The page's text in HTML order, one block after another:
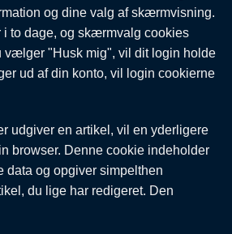
og dine valg af skærmvisning.
i to dage, og skærmvalg cookies
vælger "Husk mig", vil dit login holde
ud af din konto, vil login cookierne
udgiver en artikel, vil en yderligere
browser. Denne cookie indeholder
data og opgiver simpelthen
du lige har redigeret. Den